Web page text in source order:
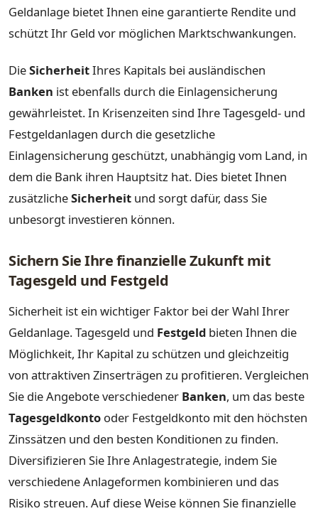
Geldanlage bietet Ihnen eine garantierte Rendite und
schützt Ihr Geld vor möglichen Marktschwankungen.
DieSicherheitIhres Kapitals bei ausländischen
Banken ist ebenfalls durch die Einlagensicherung
gewährleistet. In Krisenzeiten sind Ihre Tagesgeld- und
Festgeldanlagen durch die gesetzliche
Einlagensicherung geschützt, unabhängig vom Land, in
dem die Bank ihren Hauptsitz hat. Dies bietet Ihnen
zusätzlicheSicherheit und sorgt dafür, dass Sie
unbesorgt investieren können.
Sichern Sie Ihre finanzielle Zukunft mit
Tagesgeld und Festgeld
Sicherheit ist ein wichtiger Faktor bei der Wahl Ihrer
Geldanlage. Tagesgeld und Festgeld bieten Ihnen die
Möglichkeit, Ihr Kapital zu schützen und gleichzeitig
von attraktiven Zinserträgen zu profitieren. Vergleichen
Sie die Angebote verschiedener Banken, um das beste
Tagesgeldkonto oder Festgeldkonto mit den höchsten
Zinssätzen und den besten Konditionen zu finden.
Diversifizieren Sie Ihre Anlagestrategie, indem Sie
verschiedene Anlageformen kombinieren und das
Risiko streuen. Auf diese Weise können Sie finanzielle